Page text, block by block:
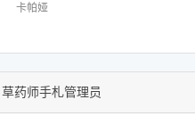
卡帕娅
草药师手札管理员